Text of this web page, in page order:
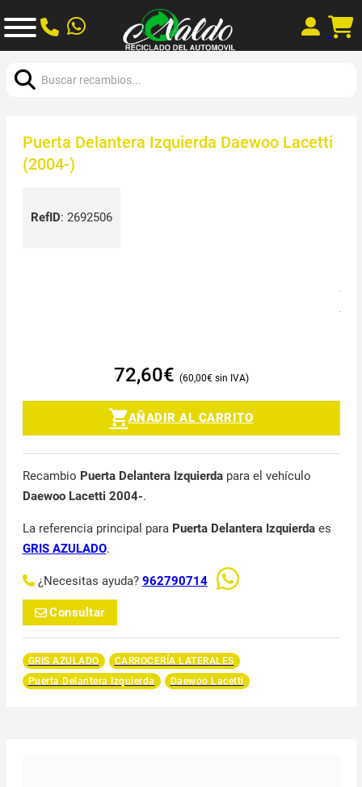
Puerta Delantera Izquierda Daewoo Lacetti
(2004-)
RefID: 2692506
72,60€ 60,00€
AÑADIR AL CARRITO
Recambio Puerta Delantera Izquierdapara el vehículo
Daewoo Lacetti 2004-.
La referencia principal para Puerta Delantera Izquierdaes
GRIS AZULADO.
¿Necesitas ayuda? 962790714
Consultar
GRIS AZULADO
CARROCERÍA LATERALES
Puerta Delantera Izquierda
Daewoo Lacetti